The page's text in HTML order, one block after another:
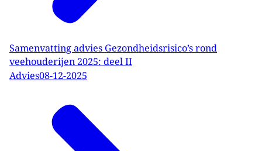
Samenvatting advies Gezondheidsrisico’s rond
veehouderijen 2025: deel II
Advies08-12-2025